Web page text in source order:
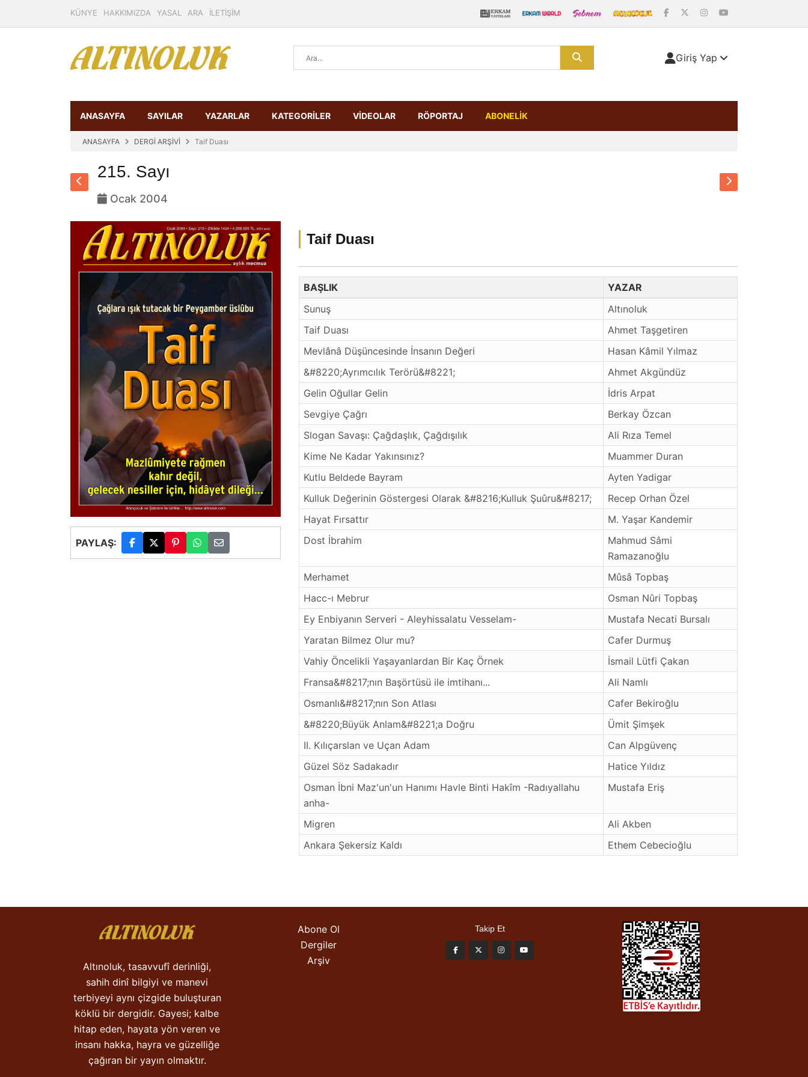
KÜNYE HAKKIMIZDA YASAL ARA İLETİŞİM
Giriş Yap
ANASAYFA SAYILAR YAZARLAR KATEGORİLER VİDEOLAR RÖPORTAJ ABONELİK
ANASAYFA DERGİ ARŞİVİ Taif Duası
215. Sayı
Ocak 2004
PAYLAŞ:
Taif Duası
BAŞLIK
YAZAR
Sunuş
Altınoluk
Taif Duası
Ahmet Taşgetiren
Mevlânâ Düşüncesinde İnsanın Değeri
Hasan Kâmil Yılmaz
&#8220;Ayrımcılık Terörü&#8221;
Ahmet Akgündüz
Gelin Oğullar Gelin
İdris Arpat
Sevgiye Çağrı
Berkay Özcan
Slogan Savaşı: Çağdaşlık, Çağdışılık
Ali Rıza Temel
Kime Ne Kadar Yakınsınız?
Muammer Duran
Kutlu Beldede Bayram
Ayten Yadigar
Kulluk Değerinin Göstergesi Olarak &#8216;Kulluk Şuûru&#8217;
Recep Orhan Özel
Hayat Fırsattır
M. Yaşar Kandemir
Dost İbrahim
Mahmud Sâmi
Ramazanoğlu
Merhamet
Mûsâ Topbaş
Hacc-ı Mebrur
Osman Nûri Topbaş
Ey Enbiyanın Serveri - Aleyhissalatu Vesselam-
Mustafa Necati Bursalı
Yaratan Bilmez Olur mu?
Cafer Durmuş
Vahiy Öncelikli Yaşayanlardan Bir Kaç Örnek
İsmail Lütfi Çakan
Fransa&#8217;nın Başörtüsü ile imtihanı...
Ali Namlı
Osmanlı&#8217;nın Son Atlası
Cafer Bekiroğlu
&#8220;Büyük Anlam&#8221;a Doğru
Ümit Şimşek
II. Kılıçarslan ve Uçan Adam
Can Alpgüvenç
Güzel Söz Sadakadır
Hatice Yıldız
Osman İbni Maz'un'un Hanımı Havle Binti Hakîm -Radıyallahu
anha-
Mustafa Eriş
Migren
Ali Akben
Ankara Şekersiz Kaldı
Ethem Cebecioğlu
Altınoluk, tasavvufî derinliği,
sahih dinî bilgiyi ve manevi
terbiyeyi aynı çizgide buluşturan
köklü bir dergidir. Gayesi; kalbe
hitap eden, hayata yön veren ve
insanı hakka, hayra ve güzelliğe
çağıran bir yayın olmaktır.
Abone Ol
Dergiler
Arşiv
Takip Et